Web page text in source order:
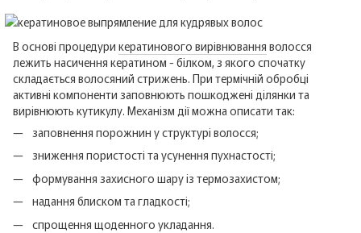
В основі процедури кератинового вирівнювання волосся
лежить насичення кератином - білком, з якого спочатку
складається волосяний стрижень. При термічній обробці
активні компоненти заповнюють пошкоджені ділянки та
вирівнюють кутикулу. Механізм дії можна описати так:
заповнення порожнин у структурі волосся;
зниження пористості та усунення пухнастості;
формування захисного шару із термозахистом;
надання блиском та гладкості;
спрощення щоденного укладання.